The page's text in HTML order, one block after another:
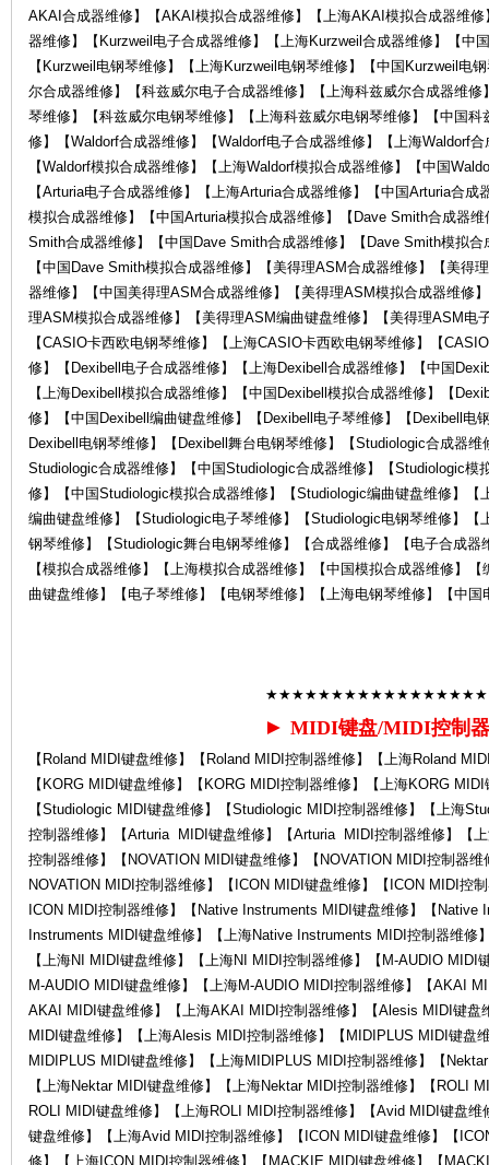
AKAI合成器维修】【AKAI模拟合成器维修】【上海AKAI模拟合成器维
器维修】【Kurzweil电子合成器维修】【上海Kurzweil合成器维修】【中
【Kurzweil电钢琴维修】【上海Kurzweil电钢琴维修】【中国Kurzweil电
尔合成器维修】【科兹威尔电子合成器维修】【上海科兹威尔合成器维
琴维修】【科兹威尔电钢琴维修】【上海科兹威尔电钢琴维修】【中国
修】【Waldorf合成器维修】【Waldorf电子合成器维修】【上海Waldorf
【Waldorf模拟合成器维修】【上海Waldorf模拟合成器维修】【中国
【Arturia电子合成器维修】【上海Arturia合成器维修】【中国Arturia合
模拟合成器维修】【中国Arturia模拟合成器维修】【Dave Smith合成器
Smith合成器维修】【中国Dave Smith合成器维修】【Dave Smith模拟
【中国Dave Smith模拟合成器维修】【美得理ASM合成器维修】【美得
器维修】【中国美得理ASM合成器维修】【美得理ASM模拟合成器维修
理ASM模拟合成器维修】【美得理ASM编曲键盘维修】【美得理ASM电
【CASIO卡西欧电钢琴维修】【上海CASIO卡西欧电钢琴维修】【
修】【Dexibell电子合成器维修】【上海Dexibell合成器维修】【中国
【上海Dexibell模拟合成器维修】【中国Dexibell模拟合成器维修】【
修】【中国Dexibell编曲键盘维修】【Dexibell电子琴维修】【Dexibell电
Dexibell电钢琴维修】【Dexibell舞台电钢琴维修】【Studiologic合成器
Studiologic合成器维修】【中国Studiologic合成器维修】【Studiologic模
修】【中国Studiologic模拟合成器维修】【Studiologic编曲键盘维修】
编曲键盘维修】【Studiologic电子琴维修】【Studiologic电钢琴维修】
钢琴维修】【Studiologic舞台电钢琴维修】【合成器维修】【电子合成
【模拟合成器维修】【上海模拟合成器维修】【中国模拟合成器维修】
曲键盘维修】【电子琴维修】【电钢琴维修】【上海电钢琴维修】【中
► MIDI键盘/MIDI控制
【Roland MIDI键盘维修】【Roland MIDI控制器维修】【上海Roland
【KORG MIDI键盘维修】【KORG MIDI控制器维修】【上海KORG
【Studiologic MIDI键盘维修】【Studiologic MIDI控制器维修】【上海
控制器维修】【Arturia MIDI键盘维修】【Arturia MIDI控制器维修】【
控制器维修】【NOVATION MIDI键盘维修】【NOVATION MIDI控制器
NOVATION MIDI控制器维修】【ICON MIDI键盘维修】【ICON MIDI控
ICON MIDI控制器维修】【Native Instruments MIDI键盘维修】【
Instruments MIDI键盘维修】【上海Native Instruments MIDI控制器维修
【上海NI MIDI键盘维修】【上海NI MIDI控制器维修】【M-AUDIO
M-AUDIO MIDI键盘维修】【上海M-AUDIO MIDI控制器维修】【AKAI
AKAI MIDI键盘维修】【上海AKAI MIDI控制器维修】【Alesis MIDI键
MIDI键盘维修】【上海Alesis MIDI控制器维修】【MIDIPLUS MIDI键盘
MIDIPLUS MIDI键盘维修】【上海MIDIPLUS MIDI控制器维修】【
【上海Nektar MIDI键盘维修】【上海Nektar MIDI控制器维修】【ROLI
ROLI MIDI键盘维修】【上海ROLI MIDI控制器维修】【Avid MIDI键盘
键盘维修】【上海Avid MIDI控制器维修】【ICON MIDI键盘维修】【
修】【上海ICON MIDI控制器维修】【MACKIE MIDI键盘维修】【